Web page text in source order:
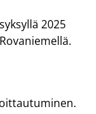
2025